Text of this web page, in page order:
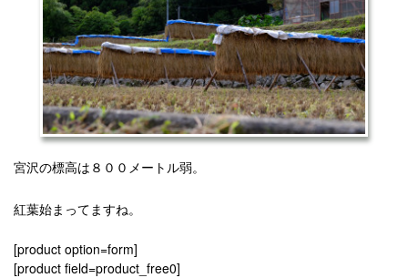
宮沢の標高は８００メートル弱。
紅葉始まってますね。
[product option=form]
[product field=product_free0]